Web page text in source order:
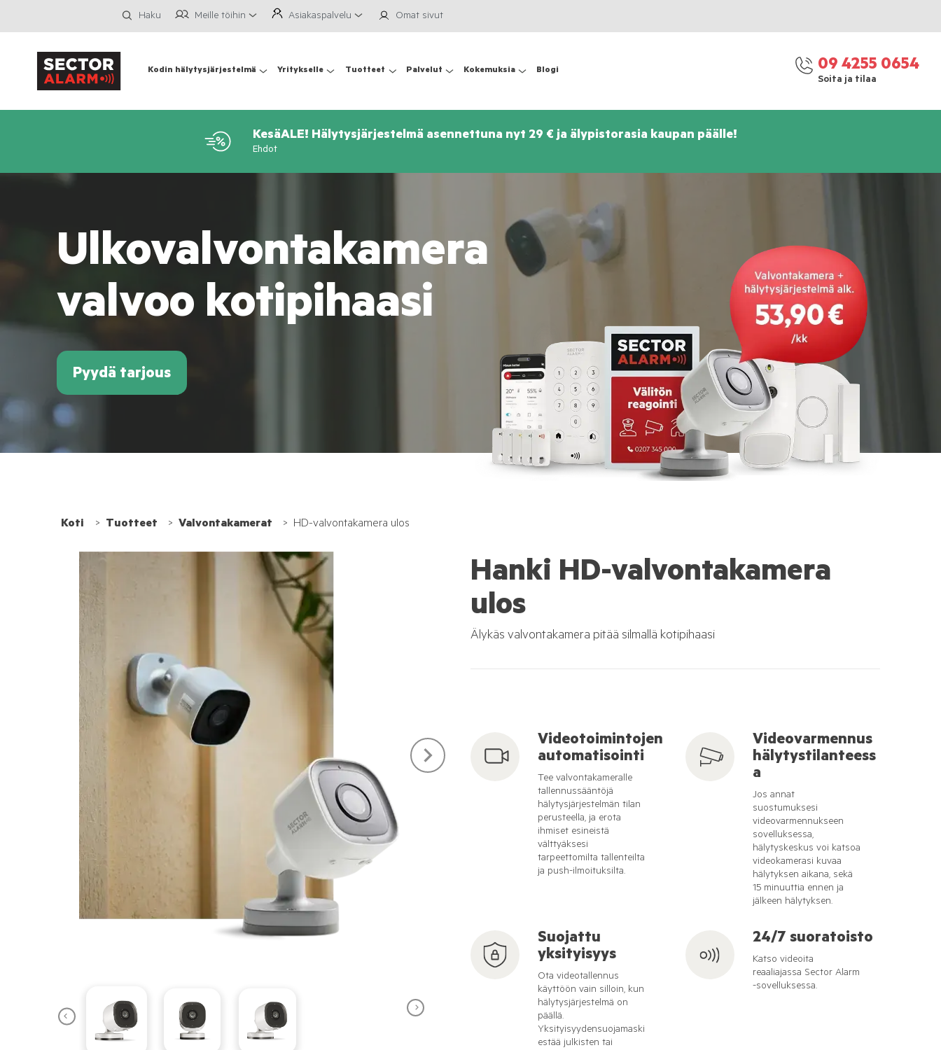
Kodin hälytysjärjestelmä Yritykselle Tuotteet Palvelut Kokemuksia Blogi 09 4255 0654
Soita ja tilaa
Haku Meille töihin Asiakaspalvelu Omat sivut
KesäALE! Hälytysjärjestelmä asennettuna nyt 29 € ja älypistorasia kaupan päälle!
Ehdot
Ulkovalvontakamera
valvoo kotipihaasi
Pyydä tarjous
Koti Tuotteet Valvontakamerat HD-valvontakamera ulos
Hanki HD-valvontakamera
ulos
Älykäs valvontakamera pitää silmallä kotipihaasi
Videotoimintojen
automatisointi
Tee valvontakameralle
tallennussääntöjä
hälytysjärjestelmän tilan
perusteella, ja erota
ihmiset esineistä
välttyäksesi
tarpeettomilta tallenteilta
ja push-ilmoituksilta.
Videovarmennus
hälytystilanteess
a
Jos annat
suostumuksesi
videovarmennukseen
sovelluksessa,
hälytyskeskus voi katsoa
videokamerasi kuvaa
hälytyksen aikana, sekä
15 minuuttia ennen ja
jälkeen hälytyksen.
Suojattu
yksityisyys
Ota videotallennus
käyttöön vain silloin, kun
hälytysjärjestelmä on
päällä.
Yksityisyydensuojamaski
estää julkisten tai
24/7 suoratoisto
Katso videoita
reaaliajassa Sector Alarm
-sovelluksessa.